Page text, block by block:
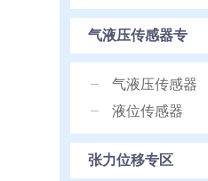
气液压传感器专
气液压传感器
液位传感器
张力位移专区